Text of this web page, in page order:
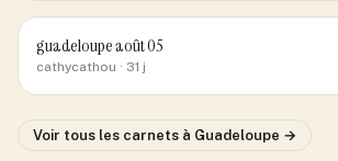
guadeloupe août 05
cathycathou · 31 j
Voir tous les carnets à Guadeloupe →